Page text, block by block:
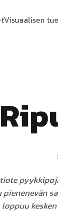
Visuaalisen
pienenevän
loppuu